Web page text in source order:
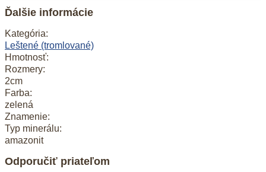
Ďalšie informácie
Kategória:
Leštené (tromlované)
Hmotnosť:
Rozmery:
2cm
Farba:
zelená
Znamenie:
Typ minerálu:
amazonit
Odporučiť priateľom